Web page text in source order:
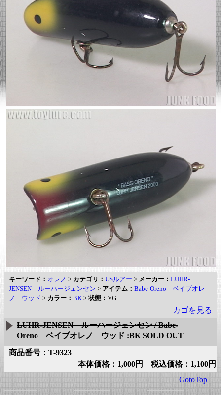
キーワード： オレノ > カテゴリ： USルアー > メーカー： LUHR-
JENSEN ルーハージェンセン > アイテム： Babe-Oreno ベイブオレ
ノ ウッド > カラー： BK >状態： VG+
カゴを見る
LUHR-JENSEN ルーハージェンセン / Babe-
Oreno ベイブオレノ ウッド :BK SOLD OUT
商品番号：T-9323
本体価格：1,000円 税込価格：1,100円
GotoTop